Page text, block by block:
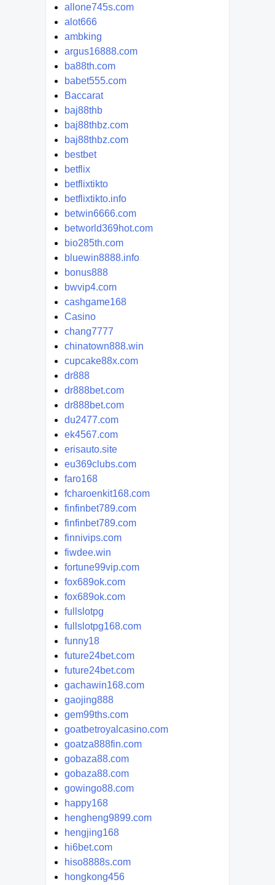
allone745s.com
alot666
ambking
argus16888.com
ba88th.com
babet555.com
Baccarat
baj88thb
baj88thbz.com
baj88thbz.com
bestbet
betflix
betflixtikto
betflixtikto.info
betwin6666.com
betworld369hot.com
bio285th.com
bluewin8888.info
bonus888
bwvip4.com
cashgame168
Casino
chang7777
chinatown888.win
cupcake88x.com
dr888
dr888bet.com
dr888bet.com
du2477.com
ek4567.com
erisauto.site
eu369clubs.com
faro168
fcharoenkit168.com
finfinbet789.com
finfinbet789.com
finnivips.com
fiwdee.win
fortune99vip.com
fox689ok.com
fox689ok.com
fullslotpg
fullslotpg168.com
funny18
future24bet.com
future24bet.com
gachawin168.com
gaojing888
gem99ths.com
goatbetroyalcasino.com
goatza888fin.com
gobaza88.com
gobaza88.com
gowingo88.com
happy168
hengheng9899.com
hengjing168
hi6bet.com
hiso8888s.com
hongkong456